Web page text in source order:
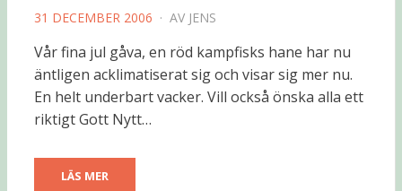
PUBLICERAD
31 DECEMBER 2006 AV JENS
Vår fina jul gåva, en röd kampfisks hane har nu
äntligen acklimatiserat sig och visar sig mer nu.
En helt underbart vacker. Vill också önska alla ett
riktigt Gott Nytt…
LÄS MER